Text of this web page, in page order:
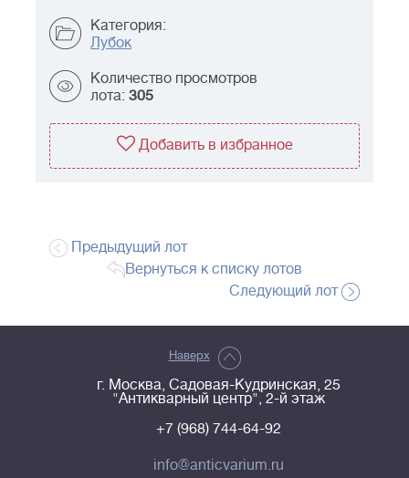
Категория:
Лубок
Количество просмотров
лота: 305
Добавить в избранное
Предыдущий лот
Вернуться к списку лотов
Следующий лот
Наверх
г. Москва, Садовая-Кудринская, 25
"Антикварный центр", 2-й этаж
+7 (968) 744-64-92
info@anticvarium.ru